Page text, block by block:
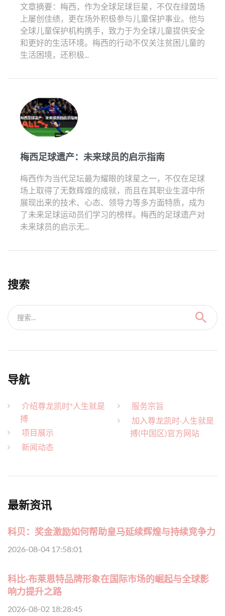
文章摘要：梅西，作为全球足球巨星，不仅在绿茵场
上屡创佳绩，更在场外积极参与儿童保护事业。他与
全球儿童保护机构携手，致力于为全球儿童提供安全
和更好的生活环境。梅西的行动不仅关注贫困儿童的
生活困境，还积极...
梅西足球遗产：未来球员的启示指南
梅西作为当代足坛最为耀眼的球星之一，不仅在足球
场上取得了无数辉煌的成就，而且在其职业生涯中所
展现出来的技术、心态、领导力等多方面特质，成为
了未来足球运动员们学习的榜样。梅西的足球遗产对
未来球员的启示无...
搜索
搜索...
导航
介绍尊龙凯时*人生就是
搏
项目展示
新闻动态
服务宗旨
加入尊龙凯时·人生就是
搏(中国区)官方网站
最新资讯
科贝：奖金激励如何帮助皇马延续辉煌与持续竞争力
2026-08-04 17:58:01
科比·布莱恩特品牌形象在国际市场的崛起与全球影
响力提升之路
2026-08-02 18:28:45